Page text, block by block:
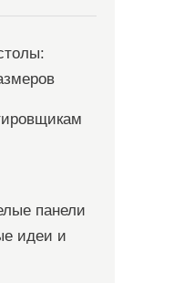
панели
идеи и